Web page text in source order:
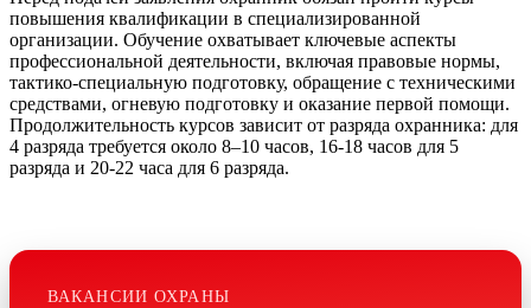
повышения квалификации в специализированной
организации. Обучение охватывает ключевые аспекты
профессиональной деятельности, включая правовые нормы,
тактико-специальную подготовку, обращение с техническими
средствами, огневую подготовку и оказание первой помощи.
Продолжительность курсов зависит от разряда охранника: для
4 разряда требуется около 8–10 часов, 16-18 часов для 5
разряда и 20-22 часа для 6 разряда.
ВАКАНСИИ ОХРАНЫ